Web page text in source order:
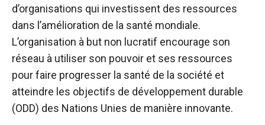
d’organisations qui investissent des ressources
dans l’amélioration de la santé mondiale.
L’organisation à but non lucratif encourage son
réseau à utiliser son pouvoir et ses ressources
pour faire progresser la santé de la société et
atteindre les objectifs de développement durable
(ODD) des Nations Unies de manière innovante.